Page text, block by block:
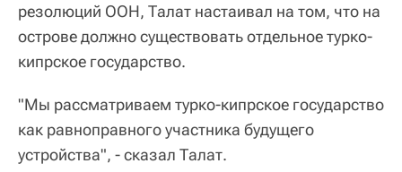
резолюций ООН, Талат настаивал на том, что на
острове должно существовать отдельное турко-
кипрское государство.
"Мы рассматриваем турко-кипрское государство
как равноправного участника будущего
устройства", - сказал Талат.